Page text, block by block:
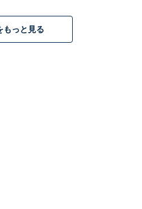
もっと見る